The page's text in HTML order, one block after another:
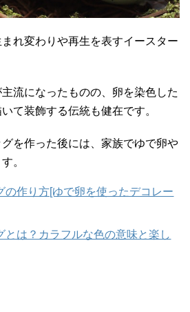
れ変わりや再生を表すイースター
流になったものの、卵を染色した
て装飾する伝統も健在です。
を作った後には、家族でゆで卵や
。
の作り方[ゆで卵を使ったデコレー
とは？カラフルな色の意味と楽し